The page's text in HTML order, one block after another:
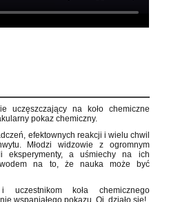
uczęszczający na koło chemiczne
pokaz chemiczny.
efektownych reakcji i wielu chwil
Młodzi widzowie z ogromnym
eksperymenty, a uśmiechy na ich
na to, że nauka może być
uczestnikom koła chemicznego